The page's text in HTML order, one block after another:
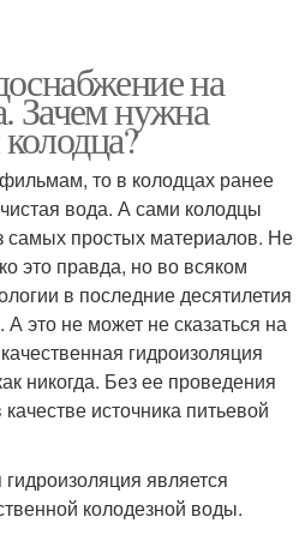
на
Зачем нужна
то в колодцах ранее
вода. А сами колодцы
самых простых материалов. Не
это правда, но во всяком
в последние десятилетия
это не может не сказаться на
гидроизоляция
никогда. Без ее проведения
источника питьевой
является
колодезной воды.